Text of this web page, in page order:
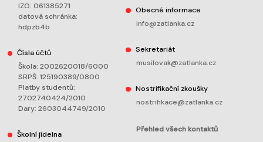
IZO: 061385271
datová schránka:
hdpzb4b
Čísla účtů
Škola: 2002620018/6000
SRPŠ: 125190389/0800
Platby studentů:
2702740424/2010
Dary: 2603044749/2010
Školní jídelna
Obecné informace
info@zatlanka.cz
Sekretariát
musilovak@zatlanka.cz
Nostrifikační zkoušky
nostrifikace@zatlanka.cz
Přehled všech kontaktů